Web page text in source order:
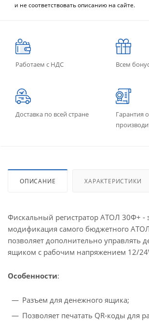
и не соответствовать описанию на сайте.
Работаем с НДС Всем
Доставка по всей стране
Гарантия
ОПИСАНИЕ ХАРАКТЕРИСТИКИ
Фискальный регистратор АТОЛ 30Ф+ -
модификация самого бюджетного
позволяет дополнительно управлять
ящиком c рабочим напряжением 12/
Особенности:
Разъем для денежного ящика;
Позволяет печатать QR-коды для